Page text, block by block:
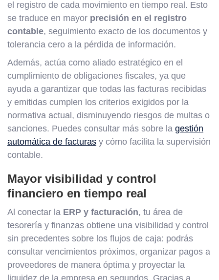
el registro de cada movimiento en tiempo real. Esto
se traduce en mayor precisión en el registro
contable, seguimiento exacto de los documentos y
tolerancia cero a la pérdida de información.
Además, actúa como aliado estratégico en el
cumplimiento de obligaciones fiscales, ya que
ayuda a garantizar que todas las facturas recibidas
y emitidas cumplen los criterios exigidos por la
normativa actual, disminuyendo riesgos de multas o
sanciones. Puedes consultar más sobre la gestión
automática de facturas y cómo facilita la supervisión
contable.
Mayor visibilidad y control
financiero en tiempo real
Al conectar la ERP y facturación, tu área de
tesorería y finanzas obtiene una visibilidad y control
sin precedentes sobre los flujos de caja: podrás
consultar vencimientos próximos, organizar pagos a
proveedores de manera óptima y proyectar la